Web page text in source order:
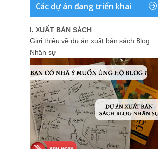
Các dự án đang triển khai
I. XUẤT BẢN SÁCH
Giới thiệu về dự án xuất bản sách Blog
Nhân sự